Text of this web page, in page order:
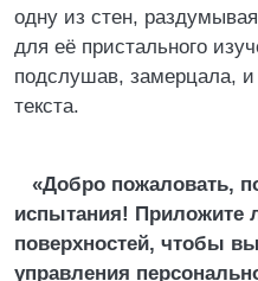
одну из стен,
для её пристального
подслушав, замерцала,
текста.
«Добро пожаловать,
испытания! Приложите
поверхностей, чтобы
управления